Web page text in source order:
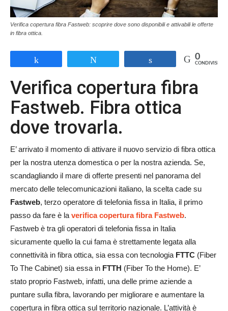
Verifica copertura fibra Fastweb: scoprire dove sono disponibili e attivabili le offerte
in fibra ottica.
0
CONDIVISIONI
Verifica copertura fibra
Fastweb. Fibra ottica
dove trovarla.
E’ arrivato il momento di attivare il nuovo servizio di fibra ottica
per la nostra utenza domestica o per la nostra azienda. Se,
scandagliando il mare di offerte presenti nel panorama del
mercato delle telecomunicazioni italiano, la scelta cade su
Fastweb, terzo operatore di telefonia fissa in Italia, il primo
passo da fare è la verifica copertura fibra Fastweb.
Fastweb è tra gli operatori di telefonia fissa in Italia
sicuramente quello la cui fama è strettamente legata alla
connettività in fibra ottica, sia essa con tecnologia FTTC (Fiber
To The Cabinet) sia essa in FTTH (Fiber To the Home). E’
stato proprio Fastweb, infatti, una delle prime aziende a
puntare sulla fibra, lavorando per migliorare e aumentare la
copertura in fibra ottica sul territorio nazionale. L’attività è